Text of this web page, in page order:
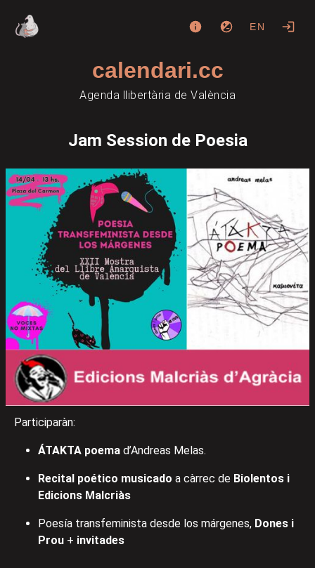
EN
calendari.cc
Agenda llibertària de València
Jam Session de Poesia
Participaràn:
ÁTAKTA poema d’Andreas Melas.
Recital poético musicado a càrrec de Biolentos i
Edicions Malcriàs
Poesía transfeminista desde los márgenes, Dones i
Prou + invitades